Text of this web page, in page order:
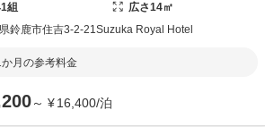
1組 広さ14㎡
鈴鹿市住吉3-2-21Suzuka Royal Hotel
月の参考料金
～ ¥16,400/泊